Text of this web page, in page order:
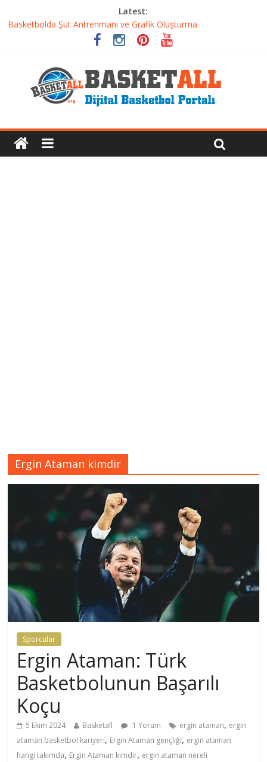
Latest:
Basketbolda Şut Antrenmanı ve Grafik Oluşturma
Iverson’dan Kyrie’e: Top Sürme Sanatının Dramatik Evrimi
Dünyanın En İyi Basketbol Takımı: Gerçek Şampiyon Kim?
Basketbolcu Beslenmesi: Performansı Artıran Bilimsel
Yaklaşımlar
Ergin Ataman kimdir
Sporcular
Ergin Ataman: Türk
Basketbolunun Başarılı
Koçu
5 Ekim 2024 Basketall 1 Yorum ergin ataman, ergin
ataman basketbol kariyeri, Ergin Ataman gençliği, ergin ataman
hangi takımda, Ergin Ataman kimdir, ergin ataman nereli